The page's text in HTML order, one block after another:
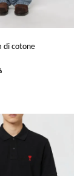
di cotone